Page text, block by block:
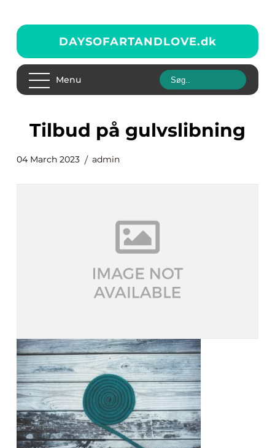
DAYSOFARTANDLOVE.dk
Menu
tilbud på gulvslibning
04 March 2023 admin